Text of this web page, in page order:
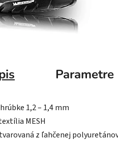
Parametre
1,2 – 1,4 mm
MESH
z ľahčenej